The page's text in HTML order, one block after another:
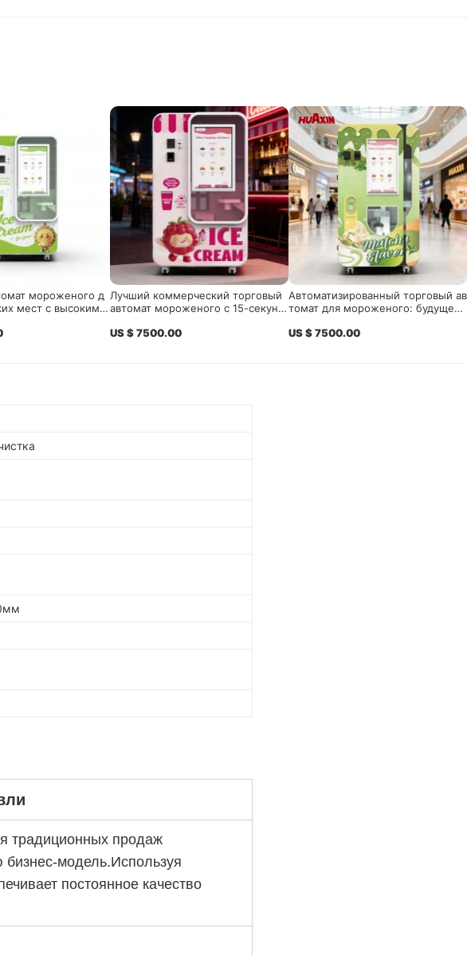
мороженого д
мест с высоким т
Лучший коммерческий торговый
автомат мороженого с 15-секунд
нтеллектуальной системой диста
US $ 7500.00
Автоматизированный торговый ав
томат для мороженого: будущее
US $ 7500.00
традиционных продаж
модель.Используя
постоянное качество